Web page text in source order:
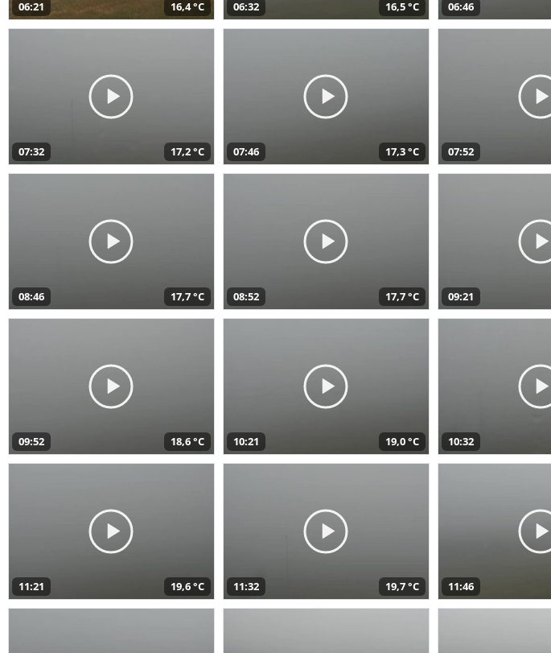
06:21 16,4 °C 06:32 16,5 °C 06:46
07:32 17,2 °C 07:46 17,3 °C 07:52
08:46 17,7 °C 08:52 17,7 °C 09:21
09:52 18,6 °C 10:21 19,0 °C 10:32
11:21 19,6 °C 11:32 19,7 °C 11:46